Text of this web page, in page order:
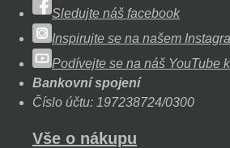
Sledujte náš facebook
Inspirujte se na našem
Podívejte se na náš YouTube
Bankovní spojení
Číslo účtu: 197238724/0300
Vše o nákupu